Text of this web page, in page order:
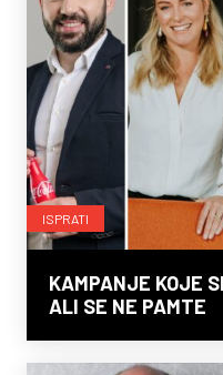
ISPRATI
KAMPANJE KOJE
ALI SE NE PAMTE